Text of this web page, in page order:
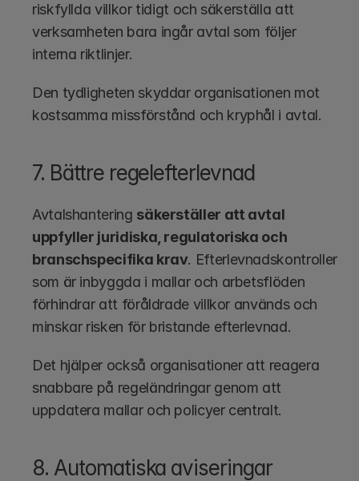
riskfyllda villkor tidigt och säkerställa att
verksamheten bara ingår avtal som följer
interna riktlinjer.
Den tydligheten skyddar organisationen mot
kostsamma missförstånd och kryphål i avtal.
7. Bättre regelefterlevnad
Avtalshantering säkerställer att avtal
uppfyller juridiska, regulatoriska och
branschspecifika krav. Efterlevnadskontroller
som är inbyggda i mallar och arbetsflöden
förhindrar att föråldrade villkor används och
minskar risken för bristande efterlevnad.
Det hjälper också organisationer att reagera
snabbare på regeländringar genom att
uppdatera mallar och policyer centralt.
8. Automatiska aviseringar